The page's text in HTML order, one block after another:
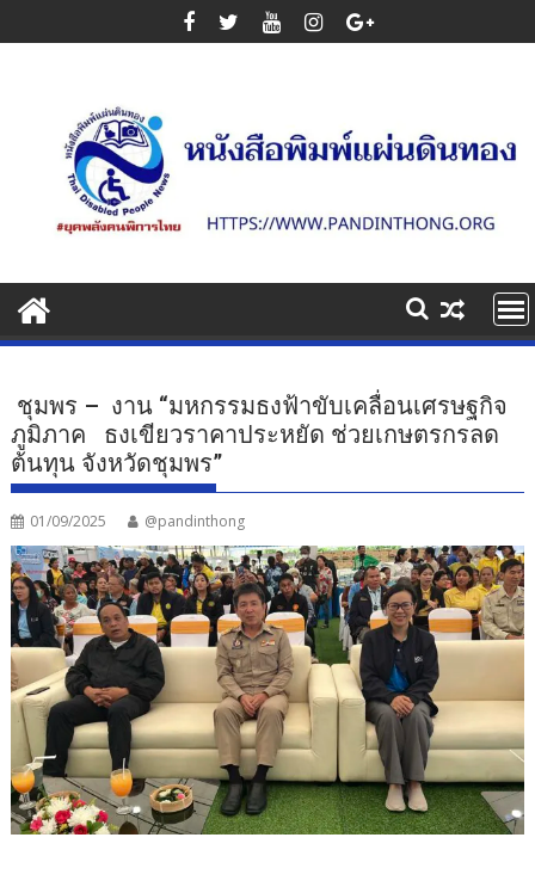
to
ชุมพร – งาน “มหกรรมธงฟ้าขับเคลื่อนเศรษฐกิจ
ภูมิภาค ธงเขียวราคาประหยัด ช่วยเกษตรกรลด
ต้นทุน จังหวัดชุมพร”
01/09/2025 @pandinthong